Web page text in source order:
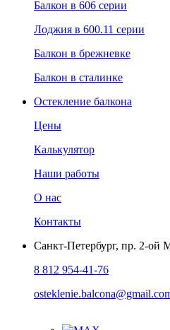
Балкон в 606 серии
Лоджия в 600.11 серии
Балкон в брежневке
Балкон в сталинке
Остекление балкона
Цены
Калькулятор
Наши работы
О нас
Контакты
Санкт-Петербург, пр. 2-ой
8 812 954-41-76